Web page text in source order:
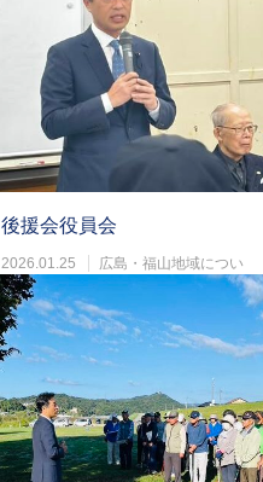
後援会役員会
2026.01.25
広島・福山地域につい
て